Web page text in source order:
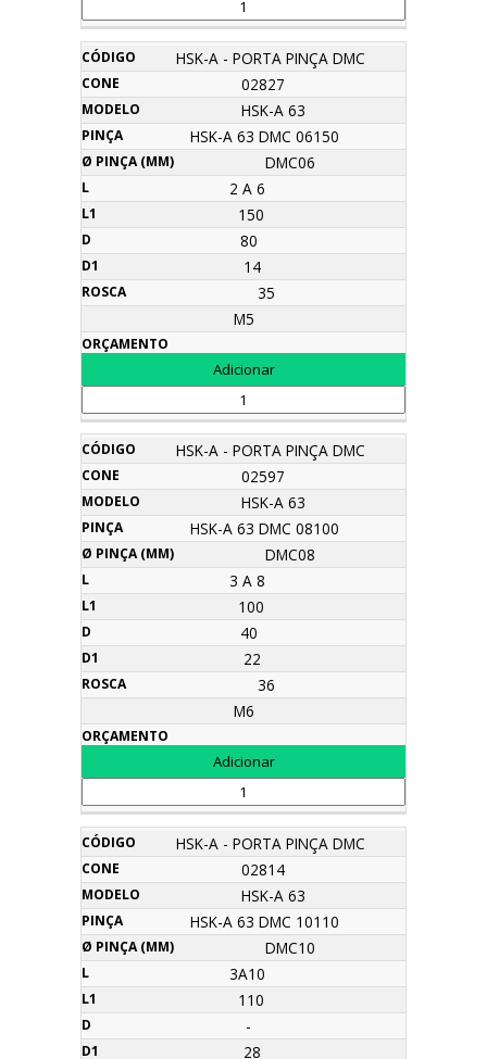
HSK-A - PORTA PINÇA DMC
02827
HSK-A 63
HSK-A 63 DMC 06150
DMC06
2 A 6
150
80
14
35
M5
HSK-A - PORTA PINÇA DMC
02597
HSK-A 63
HSK-A 63 DMC 08100
DMC08
3 A 8
100
40
22
36
M6
HSK-A - PORTA PINÇA DMC
02814
HSK-A 63
HSK-A 63 DMC 10110
DMC10
3A10
110
-
28